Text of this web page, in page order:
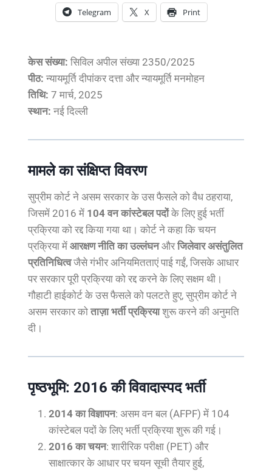
Telegram X Print
केस संख्या: सिविल अपील संख्या 2350/2025
पीठ: न्यायमूर्ति दीपांकर दत्ता और न्यायमूर्ति मनमोहन
तिथि: 7 मार्च, 2025
स्थान: नई दिल्ली
मामले का संक्षिप्त विवरण
सुप्रीम कोर्ट ने असम सरकार के उस फैसले को वैध ठहराया,
जिसमें 2016 में 104 वन कांस्टेबल पदोंके लिए हुई भर्ती
प्रक्रिया को रद्द किया गया था। कोर्ट ने कहा कि चयन
प्रक्रिया में आरक्षण नीति का उल्लंघनऔरजिलेवार असंतुलित
प्रतिनिधित्वजैसे गंभीर अनियमितताएं पाई गईं, जिसके आधार
पर सरकार पूरी प्रक्रिया को रद्द करने के लिए सक्षम थी।
गौहाटी हाईकोर्ट के उस फैसले को पलटते हुए, सुप्रीम कोर्ट ने
असम सरकार को ताज़ा भर्ती प्रक्रियाशुरू करने की अनुमति
दी।
पृष्ठभूमि: 2016 की विवादास्पद भर्ती
2014 का विज्ञापन: असम वन बल (AFPF) में 104
कांस्टेबल पदों के लिए भर्ती प्रक्रिया शुरू की गई।
2016 का चयन: शारीरिक परीक्षा (PET) और
साक्षात्कार के आधार पर चयन सूची तैयार हुई,